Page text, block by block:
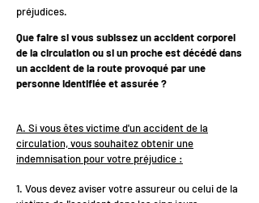
préjudices.
Que faire si vous subissez un accident corporel
de la circulation ou si un proche est décédé dans
un accident de la route provoqué par une
personne identifiée et assurée ?
A. Si vous êtes victime d'un accident de la
circulation, vous souhaitez obtenir une
indemnisation pour votre préjudice :
1. Vous devez aviser votre assureur ou celui de la